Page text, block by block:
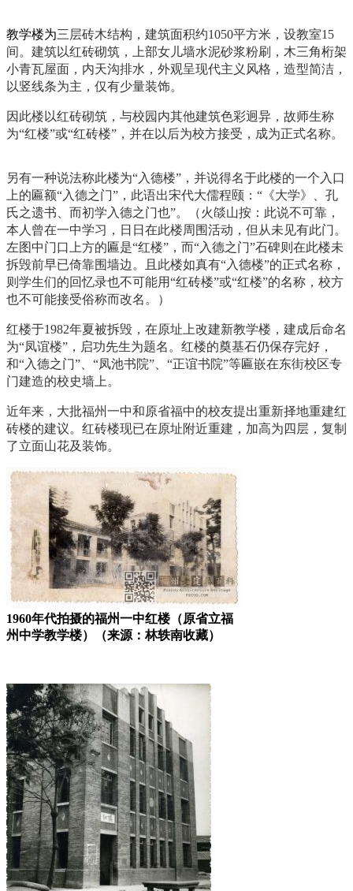
教学楼为三层砖木结构 ，建筑面积约1050平方米 ， 设教室15
间。建筑以红砖砌筑，
上部女儿墙水泥砂浆粉刷，木三角桁架
小青瓦屋面，内天沟排水，外观呈现代主义风格， 造型简洁，
以竖线条为主 ，仅有少量装饰。
因此楼以红砖砌筑，与校园内其他建筑色彩迥异，故师生称
为“红楼”或“红砖楼”，并在以后为校方接受，成为正式名称。
另有一种说法称此楼为“入德楼”，并说得名于此楼的一个入口
上的匾额“入德之门”，此语出宋代大儒程颐：“《大学》、孔
氏之遗书、而初学入德之门也”。
（火燄山按：此说不可靠，
本人曾在一中学习，日日在此楼周围活动，但从未见有此门。
左图中门口上方的匾是“红楼”， 而“入德之门”石碑则在此楼未
拆毁前早已倚靠围墙边。且此楼如真有“入德楼”的正式名称，
则学生们的回忆录也不可能用“红砖楼”或“红楼”的名称，校方
也不可能接受俗称而改名。）
红楼于1982年夏被拆毁，在原址上改建新教学楼，建成后命名
为“凤谊楼”，启功先生为题名。红楼的奠基石仍保存完好，
和“入德之门”、“凤池书院”、“正谊书院”等匾嵌在东街校区专
门建造的校史墙上。
近年来，大批福州一中和原省福中的校友提出重新择地重建红
砖楼的建议。红砖楼现已在原址附近重建，加高为四层，复制
了立面山花及装饰。
1960年代拍摄的福州一中红楼（原省立福
州中学教学楼）（来源：林轶南收藏）